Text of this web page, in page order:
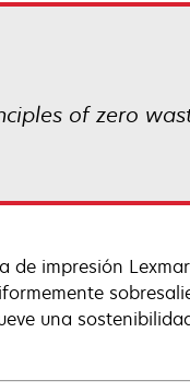
of zero
de impresión
una